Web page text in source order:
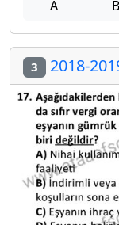
A B
3 2018-